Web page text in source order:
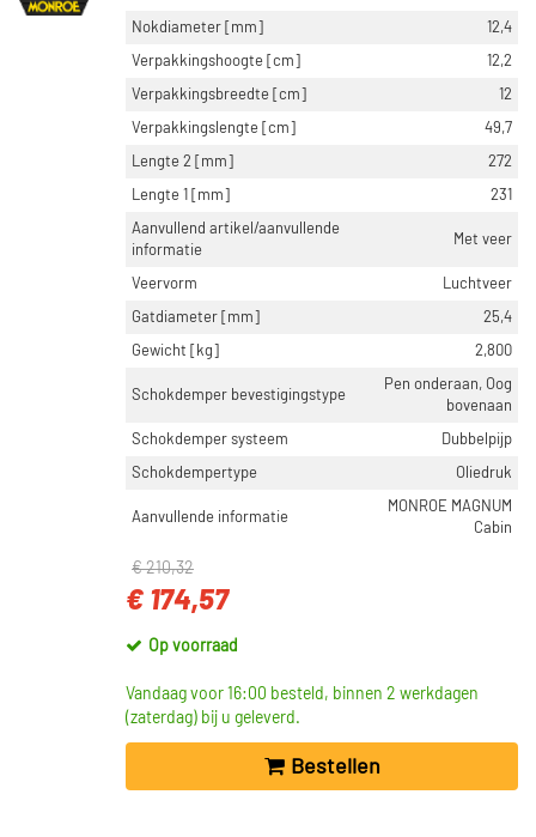
Nokdiameter [mm]
12,4
Verpakkingshoogte [cm]
12,2
Verpakkingsbreedte [cm]
12
Verpakkingslengte [cm]
49,7
Lengte 2 [mm]
272
Lengte 1 [mm]
231
Aanvullend artikel/aanvullende
informatie
Met veer
Veervorm
Luchtveer
Gatdiameter [mm]
25,4
Gewicht [kg]
2,800
Schokdemper bevestigingstype
Pen onderaan, Oog
bovenaan
Schokdemper systeem
Dubbelpijp
Schokdempertype
Oliedruk
Aanvullende informatie
MONROE MAGNUM
Cabin
€ 210,32
€ 174,57
Op voorraad
Vandaag voor 16:00 besteld, binnen 2 werkdagen
(zaterdag) bij u geleverd.
Bestellen